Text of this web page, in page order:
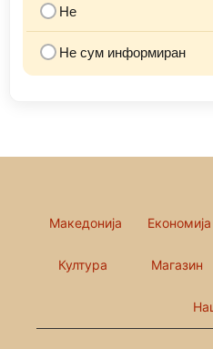
Не
Не сум информиран
Македонија Економија
Култура Магазин